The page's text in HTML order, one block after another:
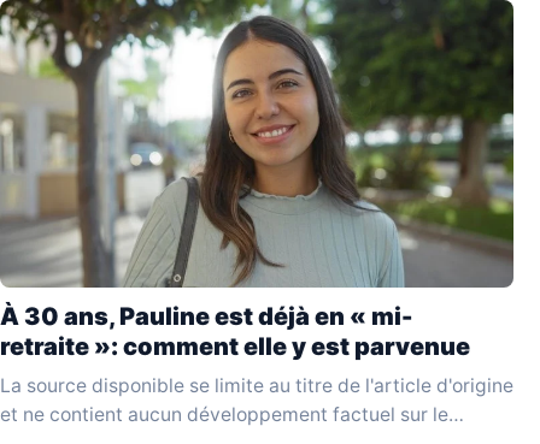
À 30 ans, Pauline est déjà en « mi-
retraite »: comment elle y est parvenue
La source disponible se limite au titre de l'article d'origine
et ne contient aucun développement factuel sur le